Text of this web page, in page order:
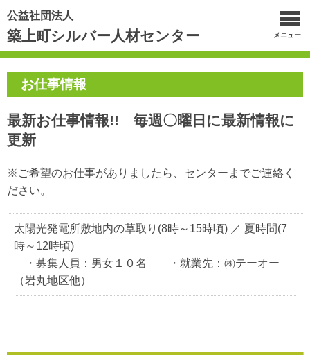
公益社団法人
築上町シルバー人材センター メニュー
お仕事情報
最新お仕事情報!! 毎週〇曜日に最新情報に
更新
※ご希望のお仕事がありましたら、センターまでご連絡く
ださい。
太陽光発電所敷地内の草取り(8時～15時頃) ／ 夏時間(7
時～12時頃)
・募集人員：男女１０名 ・就業先：㈱テーオー
（岩丸地区他）